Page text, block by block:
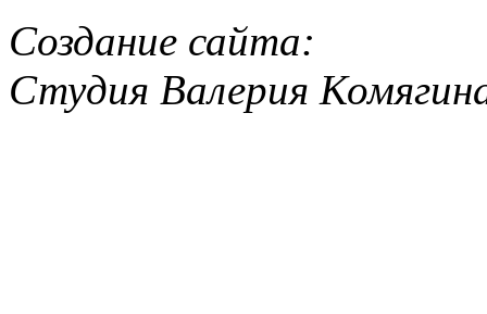
Создание сайта:
Студия Валерия